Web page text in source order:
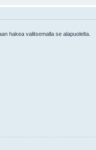
hakea valitsemalla se alapuolelta.